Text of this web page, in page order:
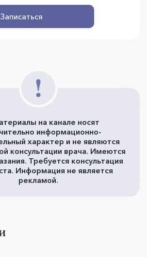
Записаться
на канале носят
информационно-
характер и не являются
консультации врача. Имеются
Требуется консультация
Информация не является
рекламой.